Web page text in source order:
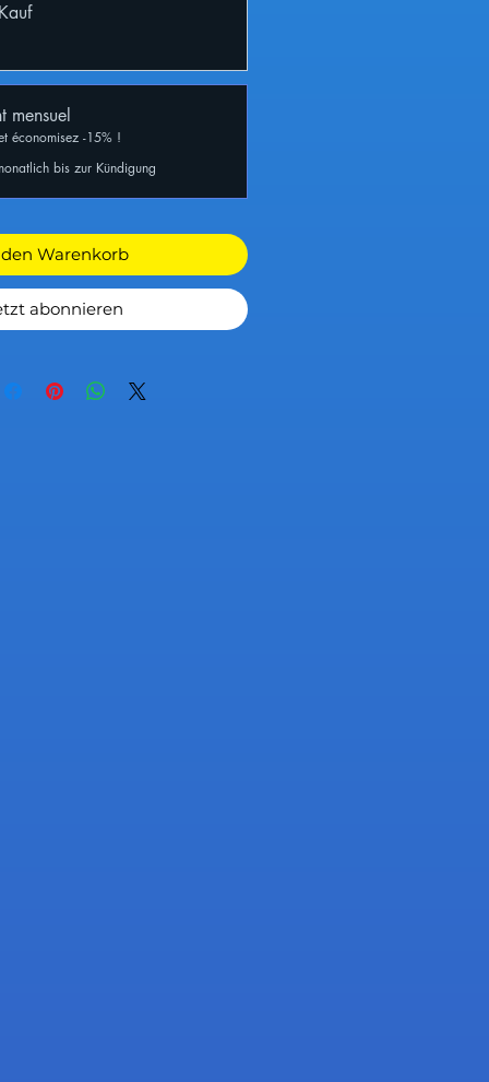
mensuel
économisez -15% !
bis zur Kündigung
Warenkorb
abonnieren